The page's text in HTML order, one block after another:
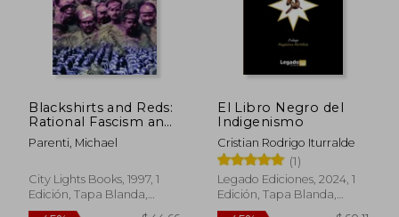
40% 45%
Blackshirts and Reds:
Rational Fascism and
the Overthrow of
Communism (en
Parenti, Michael
City Lights Books, 1997, 1
Edición, Tapa Blanda,
Nuevo
El Libro Negro del
Indigenismo
Cristian Rodrigo Iturralde
(1)
Legado Ediciones, 2024, 1
Edición, Tapa Blanda,
Nuevo